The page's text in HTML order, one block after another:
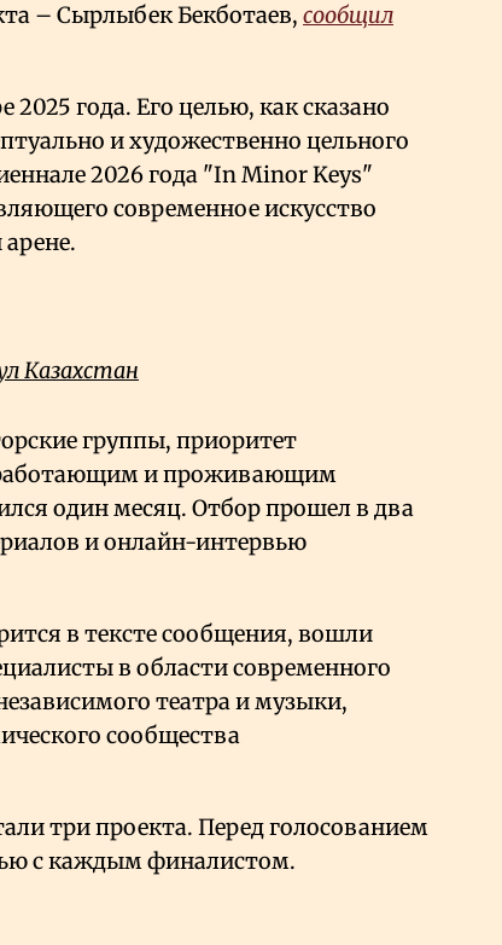
– Сырлыбек Бекботаев, сообщил
года. Его целью, как сказано
и художественно цельного
2026 года "In Minor Keys"
современное искусство
Казахстан
группы, приоритет
работающим и проживающим
один месяц. Отбор прошел в два
и онлайн-интервью
в тексте сообщения, вошли
в области современного
театра и музыки,
сообщества
три проекта. Перед голосованием
с каждым финалистом.